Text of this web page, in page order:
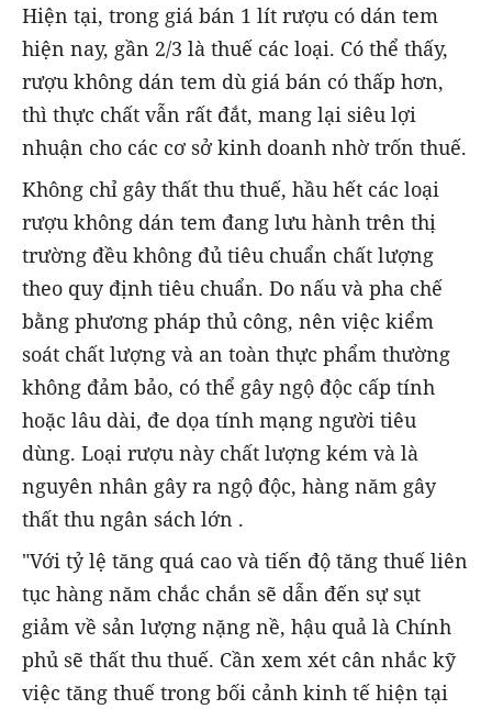
Hiện tại, trong giá bán 1 lít rượu có dán tem
hiện nay, gần 2/3 là thuế các loại. Có thể thấy,
rượu không dán tem dù giá bán có thấp hơn,
thì thực chất vẫn rất đắt, mang lại siêu lợi
nhuận cho các cơ sở kinh doanh nhờ trốn thuế.
Không chỉ gây thất thu thuế, hầu hết các loại
rượu không dán tem đang lưu hành trên thị
trường đều không đủ tiêu chuẩn chất lượng
theo quy định tiêu chuẩn. Do nấu và pha chế
bằng phương pháp thủ công, nên việc kiểm
soát chất lượng và an toàn thực phẩm thường
không đảm bảo, có thể gây ngộ độc cấp tính
hoặc lâu dài, đe dọa tính mạng người tiêu
dùng. Loại rượu này chất lượng kém và là
nguyên nhân gây ra ngộ độc, hàng năm gây
thất thu ngân sách lớn .
"Với tỷ lệ tăng quá cao và tiến độ tăng thuế liên
tục hàng năm chắc chắn sẽ dẫn đến sự sụt
giảm về sản lượng nặng nề, hậu quả là Chính
phủ sẽ thất thu thuế. Cần xem xét cân nhắc kỹ
việc tăng thuế trong bối cảnh kinh tế hiện tại